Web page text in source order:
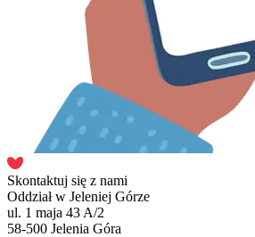
Skontaktuj się z nami
Oddział w Jeleniej Górze
ul. 1 maja 43 A/2
58-500 Jelenia Góra